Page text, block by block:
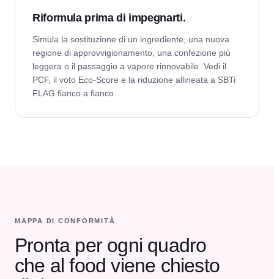
Riformula prima di impegnarti.
Simula la sostituzione di un ingrediente, una nuova
regione di approvvigionamento, una confezione più
leggera o il passaggio a vapore rinnovabile. Vedi il
PCF, il voto Eco-Score e la riduzione allineata a SBTi
FLAG fianco a fianco.
MAPPA DI CONFORMITÀ
Pronta per ogni quadro
che al food viene chiesto